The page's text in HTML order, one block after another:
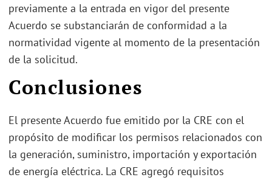
previamente a la entrada en vigor del presente
Acuerdo se substanciarán de conformidad a la
normatividad vigente al momento de la presentación
de la solicitud.
Conclusiones
El presente Acuerdo fue emitido por la CRE con el
propósito de modificar los permisos relacionados con
la generación, suministro, importación y exportación
de energía eléctrica. La CRE agregó requisitos